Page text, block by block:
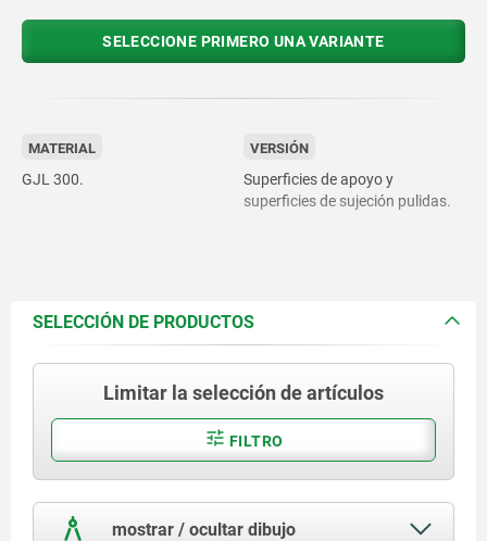
SELECCIONE PRIMERO UNA VARIANTE
MATERIAL
GJL 300.
VERSIÓN
Superficies de apoyo y
superficies de sujeción pulidas.
SELECCIÓN DE PRODUCTOS
Limitar la selección de artículos
FILTRO
mostrar / ocultar dibujo